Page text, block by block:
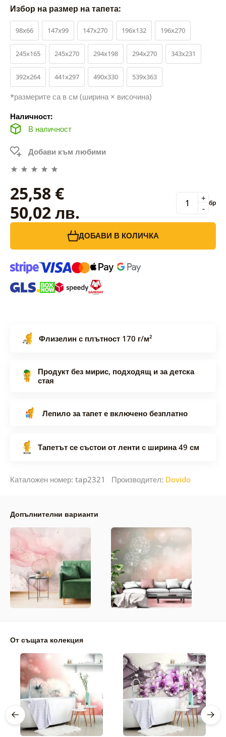
Избор на размер на тапета:
98x66 147x99 147x270 196x132 196x270
245x165 245x270 294x198 294x270 343x231
392x264 441x297 490x330 539x363
*размерите са в см (ширина × височина)
Наличност:
В наличност
Добави към любими
25,58 €
50,02 лв.
-
+ бр
ДОБАВИ В КОЛИЧКА
Флизелин с плътност 170 г/м²
Продукт без мирис, подходящ и за детска
стая
Лепило за тапет е включено безплатно
Тапетът се състои от ленти с ширина 49 см
Каталожен номер: tap2321 Производител: Dovido
Допълнителни варианти
От същата колекция